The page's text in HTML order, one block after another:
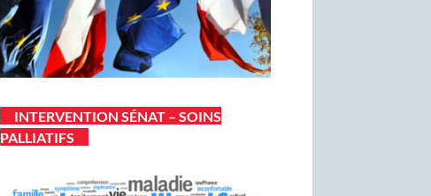
INTERVENTION SÉNAT – SOINS
PALLIATIFS